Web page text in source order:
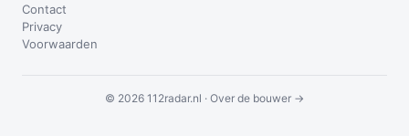
Contact
Privacy
Voorwaarden
© 2026 112radar.nl · Over de bouwer →